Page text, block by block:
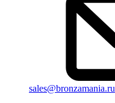
sales@bronzamania.ru